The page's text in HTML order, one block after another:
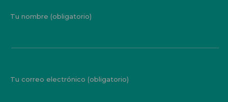
Tu nombre (obligatorio)
Tu correo electrónico (obligatorio)